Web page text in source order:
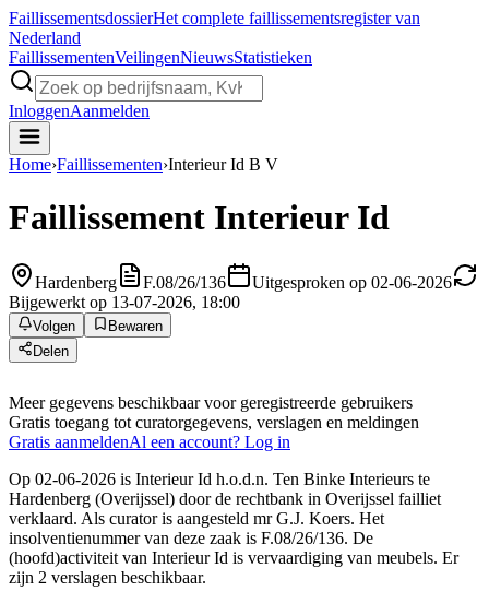
FaillissementsdossierHet complete faillissementsregister van
Nederland
FaillissementenVeilingenNieuwsStatistieken
InloggenAanmelden
Home›Faillissementen›Interieur Id B V
Faillissement Interieur Id
Hardenberg F.08/26/136
Uitgesproken op 02-06-2026
Bijgewerkt op 13-07-2026, 18:00
Volgen
Bewaren
Delen
Meer gegevens beschikbaar voor geregistreerde gebruikers
Gratis toegang tot curatorgegevens, verslagen en meldingen
Gratis aanmeldenAl een account? Log in
Op 02-06-2026 is Interieur Id h.o.d.n. Ten Binke Interieurs te
Hardenberg (Overijssel) door de rechtbank in Overijssel failliet
verklaard. Als curator is aangesteld mr G.J. Koers. Het
insolventienummer van deze zaak is F.08/26/136. De
(hoofd)activiteit van Interieur Id is vervaardiging van meubels. Er
zijn 2 verslagen beschikbaar.